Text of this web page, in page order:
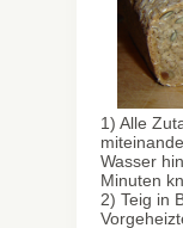
1) Alle
Wasser
Minuten
2) Teig in